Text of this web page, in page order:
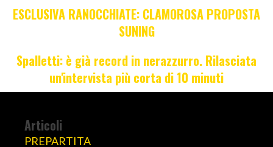
ESCLUSIVA RANOCCHIATE: CLAMOROSA PROPOSTA
SUNING
Spalletti: è già record in nerazzurro. Rilasciata
un'intervista più corta di 10 minuti
Articoli
PREPARTITA